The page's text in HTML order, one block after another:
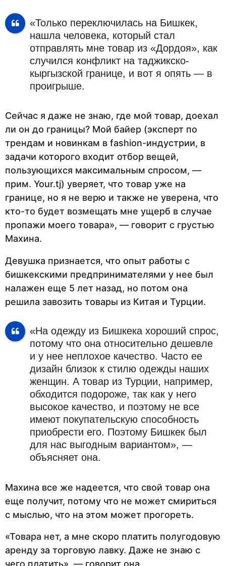
«Только переключилась на Бишкек,
нашла человека, который стал
отправлять мне товар из «Дордоя», как
случился конфликт на таджикско-
кыргызской границе, и вот я опять — в
проигрыше.
Сейчас я даже не знаю, где мой товар, доехал
ли он до границы? Мой байер (эксперт по
трендам и новинкам в fashion-индустрии, в
задачи которого входит отбор вещей,
пользующихся максимальным спросом, —
прим. Your.tj) уверяет, что товар уже на
границе, но я не верю и также не уверена, что
кто-то будет возмещать мне ущерб в случае
пропажи моего товара», — говорит с грустью
Махина.
Девушка признается, что опыт работы с
бишкекскими предпринимателями у нее был
налажен еще 5 лет назад, но потом она
решила завозить товары из Китая и Турции.
«На одежду из Бишкека хороший спрос,
потому что она относительно дешевле
и у нее неплохое качество. Часто ее
дизайн близок к стилю одежды наших
женщин. А товар из Турции, например,
обходится подороже, так как у него
высокое качество, и поэтому не все
имеют покупательскую способность
приобрести его. Поэтому Бишкек был
для нас выгодным вариантом», —
объясняет она.
Махина все же надеется, что свой товар она
еще получит, потому что не может смириться
с мыслью, что на этом может прогореть.
«Товара нет, а мне скоро платить полугодовую
аренду за торговую лавку. Даже не знаю с
чего платить», — говорит она.